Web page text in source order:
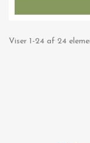
Viser 1-24 af 24